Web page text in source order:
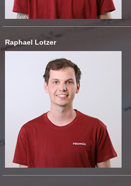
Raphael Lotzer